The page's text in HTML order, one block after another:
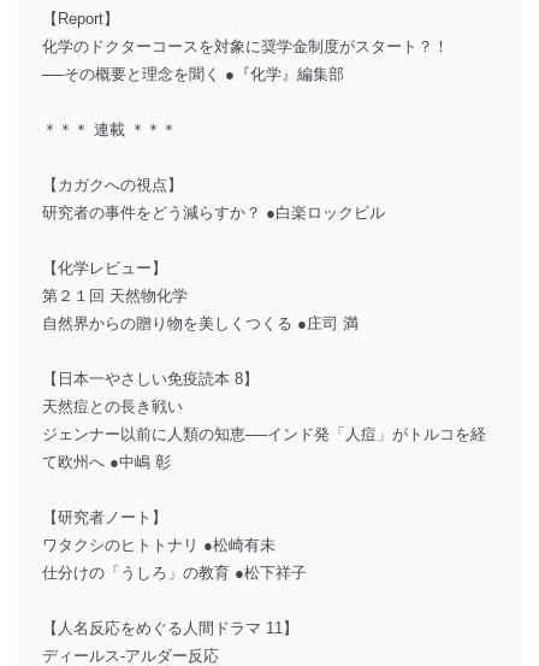
【Report】
化学のドクターコースを対象に奨学金制度がスタート？！
──その概要と理念を聞く ●『化学』編集部
＊＊＊ 連載 ＊＊＊
【カガクへの視点】
研究者の事件をどう減らすか？ ●白楽ロックビル
【化学レビュー】
第２１回 天然物化学
自然界からの贈り物を美しくつくる ●庄司 満
【日本一やさしい免疫読本 8】
天然痘との長き戦い
ジェンナー以前に人類の知恵──インド発「人痘」がトルコを経
て欧州へ ●中嶋 彰
【研究者ノート】
ワタクシのヒトトナリ ●松崎有未
仕分けの「うしろ」の教育 ●松下祥子
【人名反応をめぐる人間ドラマ 11】
ディールス-アルダー反応